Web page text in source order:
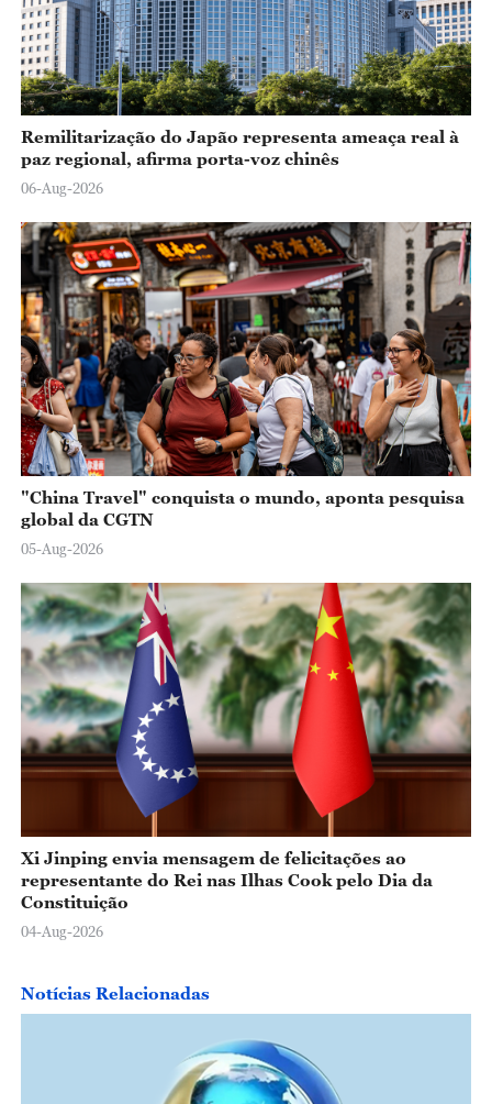
Remilitarização do Japão representa ameaça real à
paz regional, afirma porta-voz chinês
06-Aug-2026
"China Travel" conquista o mundo, aponta pesquisa
global da CGTN
05-Aug-2026
Xi Jinping envia mensagem de felicitações ao
representante do Rei nas Ilhas Cook pelo Dia da
Constituição
04-Aug-2026
Notícias Relacionadas